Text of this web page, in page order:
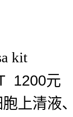
kit
1200元
上清液